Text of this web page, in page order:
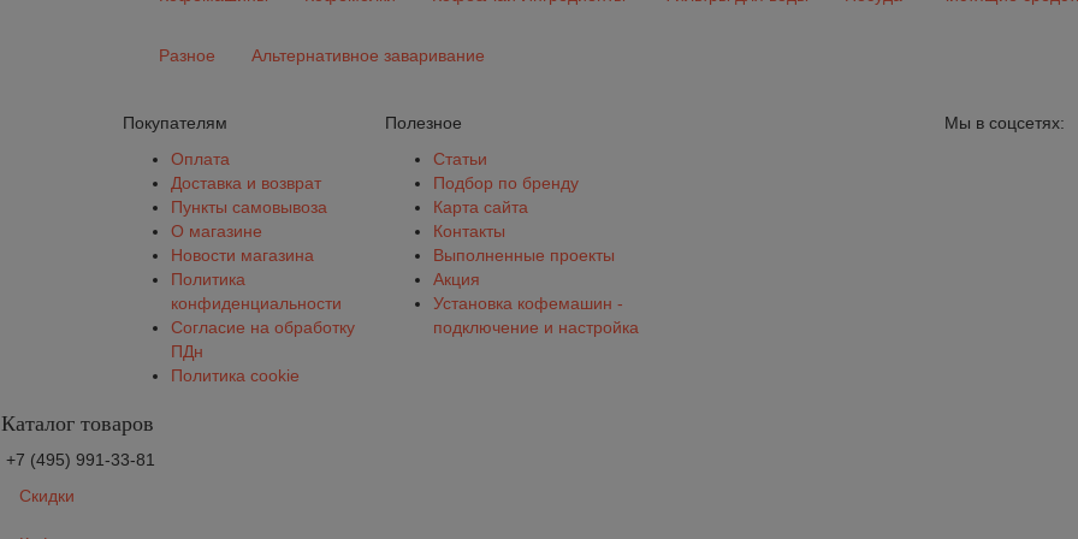
Разное Альтернативное заваривание
Покупателям
Оплата
Доставка и возврат
Пункты самовывоза
О магазине
Новости магазина
Политика
конфиденциальности
Согласие на обработку
ПДн
Политика cookie
Полезное
Статьи
Подбор по бренду
Карта сайта
Контакты
Выполненные проекты
Акция
Установка кофемашин -
подключение и настройка
Мы в соцсетях:
Каталог товаров
+7 (495) 991-33-81
Скидки